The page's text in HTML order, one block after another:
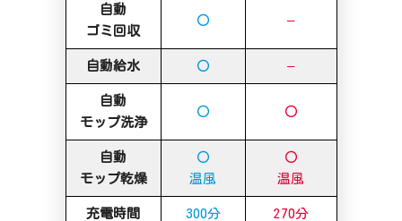
自動
ゴミ回収
〇 –
自動給水 〇 –
自動
モップ洗浄
〇 〇
自動
モップ乾燥
〇
温風
〇
温風
充電時間 300分 270分